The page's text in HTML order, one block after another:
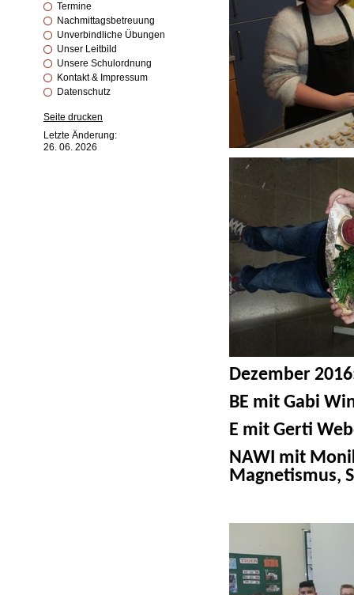
Termine
Nachmittagsbetreuung
Unverbindliche Übungen
Unser Leitbild
Unsere Schulordnung
Kontakt & Impressum
Datenschutz
Seite drucken
Letzte Änderung:
26. 06. 2026
Dezember
BE mit Gabi
E mit Gerti
NAWI mit
Magnetismus,